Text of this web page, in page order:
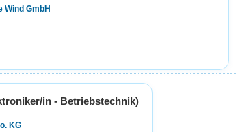
Wind GmbH
in - Betriebstechnik)
KG